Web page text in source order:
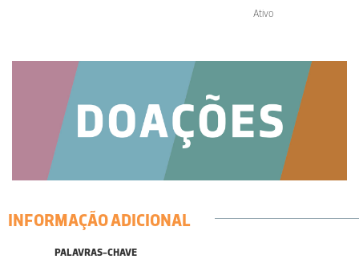
Ativo
INFORMAÇÃO ADICIONAL
PALAVRAS-CHAVE